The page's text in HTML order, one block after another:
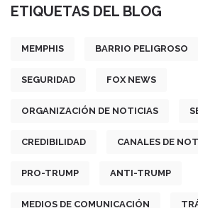
ETIQUETAS DEL BLOG
MEMPHIS BARRIO PELIGROSO
SEGURIDAD FOX NEWS
ORGANIZACIÓN DE NOTICIAS
CREDIBILIDAD CANALES DE
PRO-TRUMP ANTI-TRUMP
MEDIOS DE COMUNICACIÓN